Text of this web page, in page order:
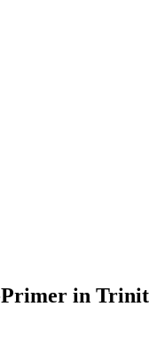
Primer in